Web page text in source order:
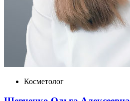
Косметолог